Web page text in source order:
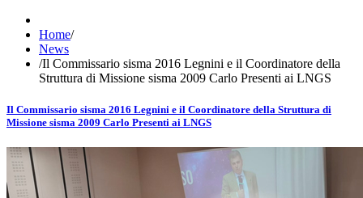
Home/
News
/Il Commissario sisma 2016 Legnini e il Coordinatore della
Struttura di Missione sisma 2009 Carlo Presenti ai LNGS
Il Commissario sisma 2016 Legnini e il Coordinatore della Struttura di
Missione sisma 2009 Carlo Presenti ai LNGS